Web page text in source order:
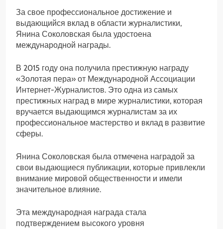
За свое профессиональное достижение и
выдающийся вклад в области журналистики,
Янина Соколовская была удостоена
международной награды.
В 2015 году она получила престижную награду
«Золотая пера» от Международной Ассоциации
Интернет-Журналистов. Это одна из самых
престижных наград в мире журналистики, которая
вручается выдающимся журналистам за их
профессиональное мастерство и вклад в развитие
сферы.
Янина Соколовская была отмечена наградой за
свои выдающиеся публикации, которые привлекли
внимание мировой общественности и имели
значительное влияние.
Эта международная награда стала
подтверждением высокого уровня